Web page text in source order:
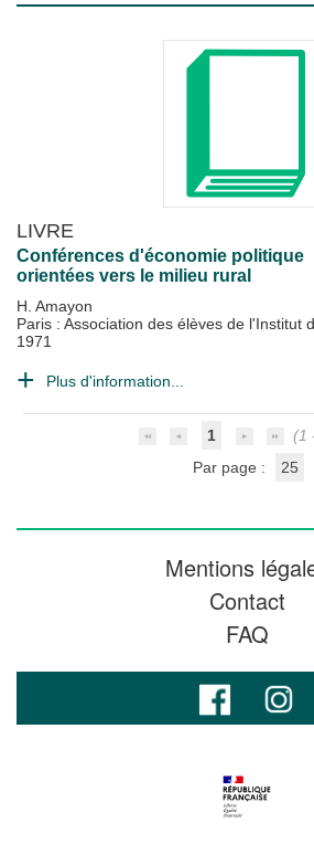
LIVRE
Conférences d'économie politique
orientées vers le milieu rural
H. Amayon
Paris : Association des élèves de l'Institut
1971
Plus d'information...
1
(1
Par page :
25
Mentions
Contact
FAQ